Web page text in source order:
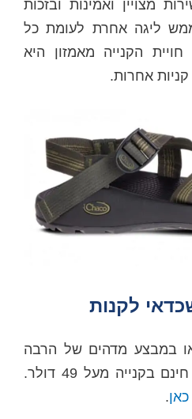
מצויין ואמינות ובזכות
ליגה אחרת לעומת כל
הקנייה מאמזון היא
אחרות.
לקנות
במבצע מדהים של הרבה
מאוד מוצרים במשלוח חינם בקנייה מעל 49 דולר.
כאן.